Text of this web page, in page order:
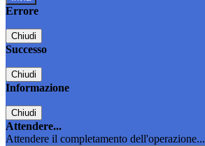
Errore
Chiudi
Successo
Chiudi
Informazione
Chiudi
Attendere...
Attendere il completamento dell'operazione...